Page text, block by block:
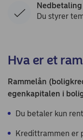
Du styrer
Hva er et
Rammelån
egenkapitalen i
Du betaler kun
Kredittrammen er